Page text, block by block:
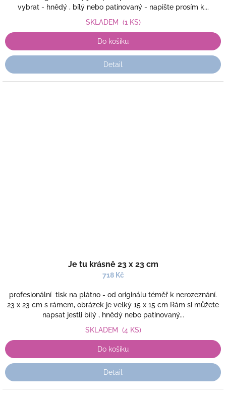
vybrat - hnědý , bílý nebo patinovaný - napište prosím k...
SKLADEM (1 KS)
Do košíku
Detail
Je tu krásně 23 x 23 cm
718 Kč
profesionální tisk na plátno - od originálu téměř k nerozeznání.
23 x 23 cm s rámem, obrázek je velký 15 x 15 cm Rám si můžete
napsat jestli bílý , hnědý nebo patinovaný...
SKLADEM (4 KS)
Do košíku
Detail